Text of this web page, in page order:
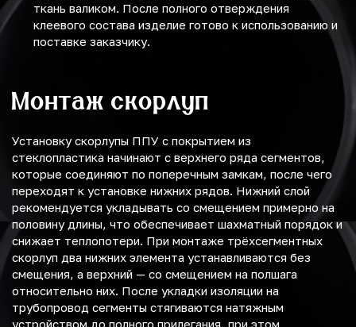
ткань валиком. После полного отверждения
клеевого состава изделие готово к использованию и
поставке заказчику.
Монтаж скорлуп
Установку скорлупы ППУ с покрытием из
стеклопластика начинают с верхнего ряда сегментов,
которые соединяют по поперечным замкам, после чего
переходят к установке нижних рядов. Нижний слой
рекомендуется укладывать со смещением примерно на
половину длины, что обеспечивает шахматный порядок и
снижает теплопотери. При монтаже трёхсегментных
скорлуп два нижних элемента устанавливаются без
смещения, а верхний — со смещением на полшага
относительно них. После укладки изоляции на
трубопровод сегменты стягиваются натяжным
устройством до полного прилегания, при этом